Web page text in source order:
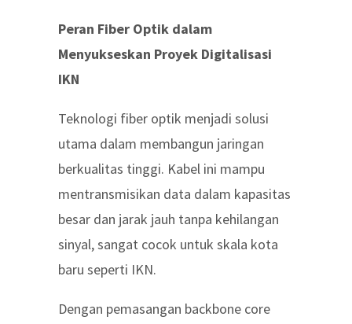
Peran Fiber Optik dalam
Menyukseskan Proyek Digitalisasi
IKN
Teknologi fiber optik menjadi solusi
utama dalam membangun jaringan
berkualitas tinggi. Kabel ini mampu
mentransmisikan data dalam kapasitas
besar dan jarak jauh tanpa kehilangan
sinyal, sangat cocok untuk skala kota
baru seperti IKN.
Dengan pemasangan backbone core